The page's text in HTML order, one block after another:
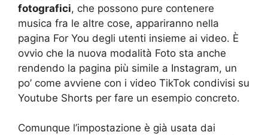
fotografici, che possono pure contenere
musica fra le altre cose, appariranno nella
pagina For You degli utenti insieme ai video. È
ovvio che la nuova modalità Foto sta anche
rendendo la pagina più simile a Instagram, un
po’ come avviene con i video TikTok condivisi su
Youtube Shorts per fare un esempio concreto.
Comunque l’impostazione è già usata dai